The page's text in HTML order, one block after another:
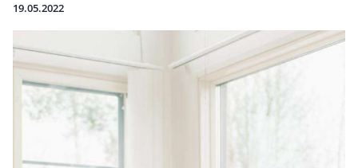
19.05.2022